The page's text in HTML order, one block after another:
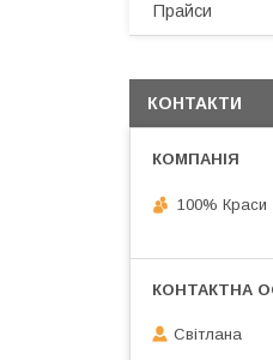
Прайси
КОНТАКТИ
100% Краси
Світлана